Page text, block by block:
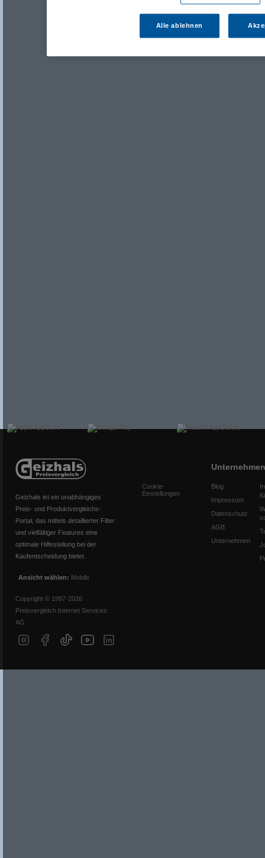
Geizhals ist ein unabhängiges
Preis- und Produktvergleichs-
Portal, das mittels detaillierter Filter
und vielfältiger Features eine
optimale Hilfestellung bei der
Kaufentscheidung bietet.
Ansicht wählen: Mobile
Copyright © 1997-2026
Preisvergleich Internet Services
AG
Cookie-
Einstellungen
Unternehmen
Blog
Impressum
Datenschutz
AGB
Unternehmen
Alle ablehnen